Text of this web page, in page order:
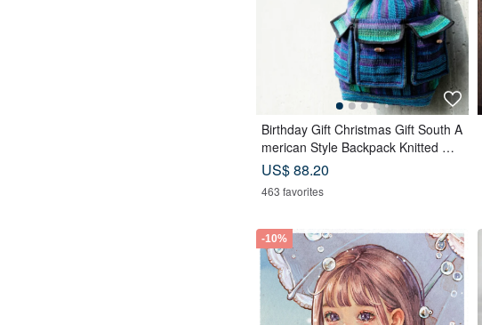
Birthday Gift Christmas Gift South A
merican Style Backpack Knitted Ha
ndbag Backpack-Magic Teal
US$ 88.20
463 favorites
-10%